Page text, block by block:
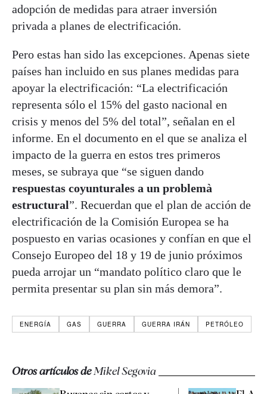
adopción de medidas para atraer inversión
privada a planes de electrificación.
Pero estas han sido las excepciones. Apenas siete
países han incluido en sus planes medidas para
apoyar la electrificación: “La electrificación
representa sólo el 15% del gasto nacional en
crisis y menos del 5% del total”, señalan en el
informe. En el documento en el que se analiza el
impacto de la guerra en estos tres primeros
meses, se subraya que “se siguen dando
respuestas coyunturales a un problemà
estructural”. Recuerdan que el plan de acción de
electrificación de la Comisión Europea se ha
pospuesto en varias ocasiones y confían en que el
Consejo Europeo del 18 y 19 de junio próximos
pueda arrojar un “mandato político claro que le
permita presentar su plan sin más demora”.
ENERGÍA GAS GUERRA GUERRA IRÁN PETRÓLEO
Otros artículos deMikel Segovia